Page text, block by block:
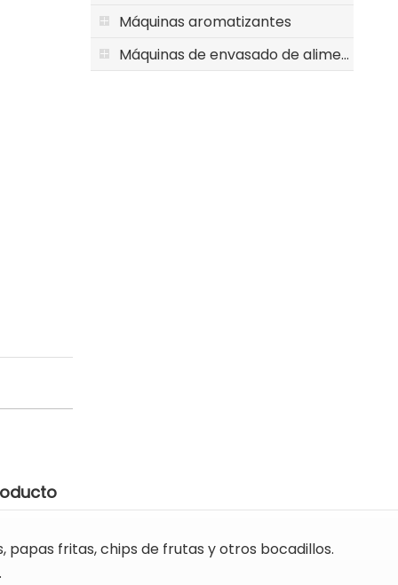
Máquinas aromatizantes
Máquinas de envasado de alimentos
fritas, chips de frutas y otros bocadillos.